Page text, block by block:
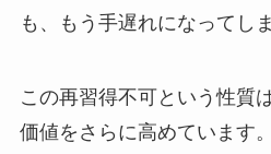
も、もう手遅れになってし
この再習得不可という性質
価値をさらに高めています